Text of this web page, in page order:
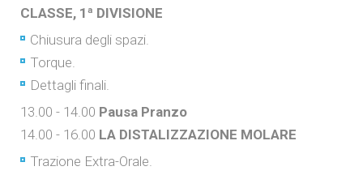
CLASSE, 1ª DIVISIONE
Chiusura degli spazi.
Torque.
Dettagli finali.
13.00 - 14.00 Pausa Pranzo
14.00 - 16.00 LA DISTALIZZAZIONE MOLARE
Trazione Extra-Orale.